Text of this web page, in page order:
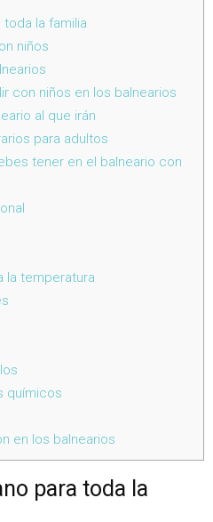
toda la familia
niños
con niños en los balnearios
al que irán
para adultos
tener en el balneario con
la temperatura
químicos
en los balnearios
para toda la